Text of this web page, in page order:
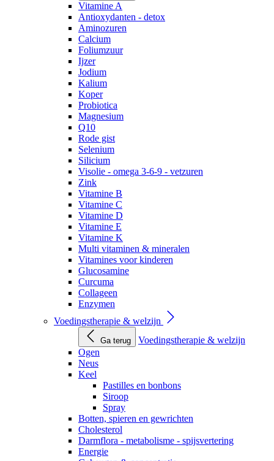
Vitamine A
Antioxydanten - detox
Aminozuren
Calcium
Foliumzuur
Ijzer
Jodium
Kalium
Koper
Probiotica
Magnesium
Q10
Rode gist
Selenium
Silicium
Visolie - omega 3-6-9 - vetzuren
Zink
Vitamine B
Vitamine C
Vitamine D
Vitamine E
Vitamine K
Multi vitaminen & mineralen
Vitamines voor kinderen
Glucosamine
Curcuma
Collageen
Enzymen
Voedingstherapie & welzijn
Ga terug
Voedingstherapie & welzijn
Ogen
Neus
Keel
Pastilles en bonbons
Siroop
Spray
Botten, spieren en gewrichten
Cholesterol
Darmflora - metabolisme - spijsvertering
Energie